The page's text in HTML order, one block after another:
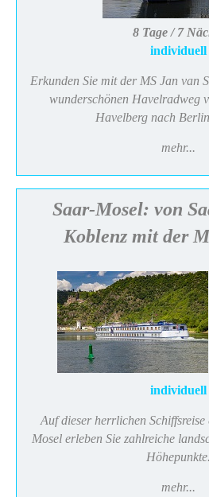
8 Tage / 7
individuell
Erkunden Sie mit der MS Jan van
wunderschönen Havelradweg
Havelberg nach
mehr...
Saar-Mosel: von
Koblenz mit der
individuell
Auf dieser herrlichen
Mosel erleben Sie zahlreiche
Höhepunkte.
mehr...